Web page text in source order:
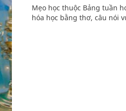
Mẹo học thuộc Bảng tuần
hóa học bằng thơ, câu nói